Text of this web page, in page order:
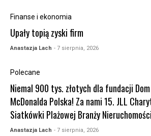
Finanse i ekonomia
Upały topią zyski firm
Anastazja Lach - 7 sierpnia, 2026
Polecane
Niemal 900 tys. złotych dla fundacji
McDonalda Polska! Za nami 15. JLL
Siatkówki Plażowej Branży Nieruchomości
Anastazja Lach - 7 sierpnia, 2026